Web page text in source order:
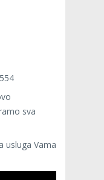
sva
usluga Vama